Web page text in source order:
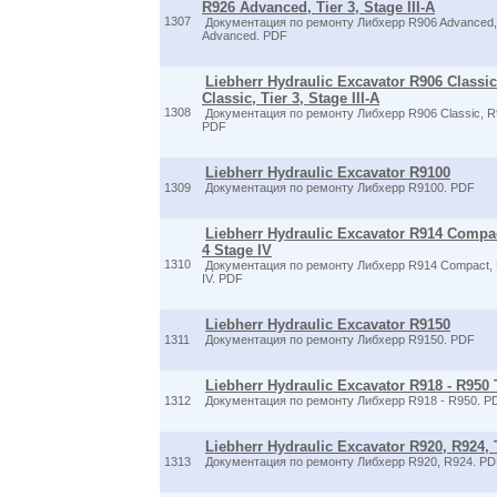
1307
R926 Advanced, Tier 3, Stage III-A
Документация по ремонту Либхерр R906
Advanced. PDF
1308
Liebherr Hydraulic Excavator R906
Classic, Tier 3, Stage III-A
Документация по ремонту Либхерр R906 Classic,
PDF
1309
Liebherr Hydraulic Excavator R9100
Документация по ремонту Либхерр R9100. PDF
1310
Liebherr Hydraulic Excavator R914
4 Stage IV
Документация по ремонту Либхерр R914
IV. PDF
1311
Liebherr Hydraulic Excavator R9150
Документация по ремонту Либхерр R9150. PDF
1312
Liebherr Hydraulic Excavator R918 - R950
Документация по ремонту Либхерр R918 - R950.
1313
Liebherr Hydraulic Excavator R920, R924,
Документация по ремонту Либхерр R920, R924.